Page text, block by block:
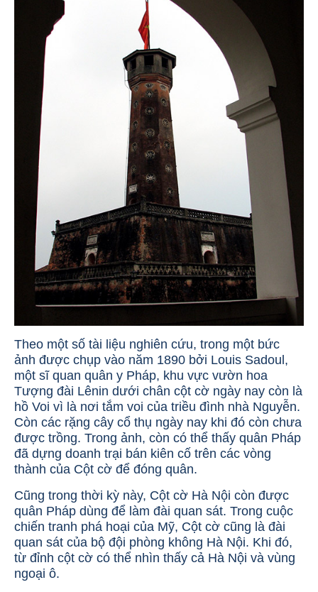
Theo một số tài liệu nghiên cứu, trong một bức
ảnh được chụp vào năm 1890 bởi Louis Sadoul,
một sĩ quan quân y Pháp, khu vực vườn hoa
Tượng đài Lênin dưới chân cột cờ ngày nay còn là
hồ Voi vì là nơi tắm voi của triều đình nhà Nguyễn.
Còn các rặng cây cổ thụ ngày nay khi đó còn chưa
được trồng. Trong ảnh, còn có thể thấy quân Pháp
đã dựng doanh trại bán kiên cố trên các vòng
thành của Cột cờ để đóng quân.
Cũng trong thời kỳ này, Cột cờ Hà Nội còn được
quân Pháp dùng để làm đài quan sát. Trong cuộc
chiến tranh phá hoại của Mỹ, Cột cờ cũng là đài
quan sát của bộ đội phòng không Hà Nội. Khi đó,
từ đỉnh cột cờ có thể nhìn thấy cả Hà Nội và vùng
ngoại ô.